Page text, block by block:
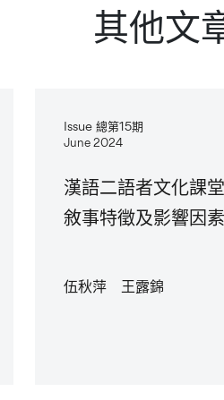
其他文
Issue 總第15期
June 2024
漢語二語者文化課
敘事特徵及影響因素
伍秋萍 王露錦